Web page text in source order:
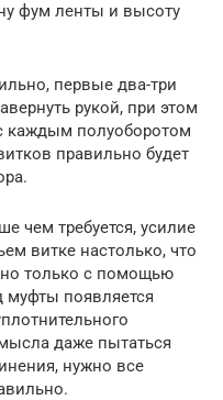
фум ленты и высоту
первые два-три
рукой, при этом
каждым полуоборотом
правильно будет
чем требуется, усилие
витке настолько, что
только с помощью
муфты появляется
даже пытаться
нужно все